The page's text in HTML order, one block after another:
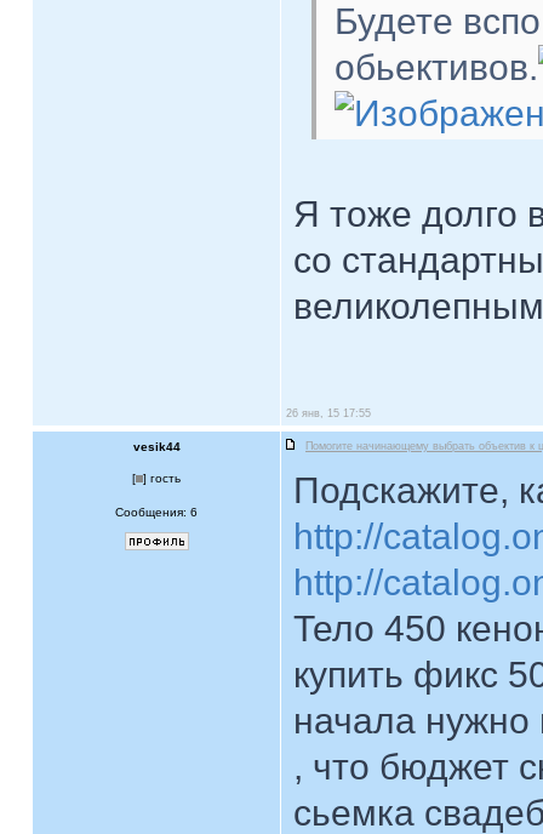
Будете
обьективов.
Я тоже долго
со
26 янв, 15 17:55
vesik44 Помогите начинающему выбрать объектив к
[ ] гость
Сообщения: 6
Подскажите,
http://
http://
Тело 450
купить фикс
начала нужно
, что бюджет
сьемка